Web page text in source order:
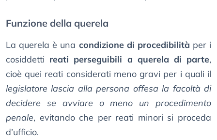
Funzione della querela
La querela è una condizione di procedibilità per i
cosiddetti reati perseguibili a querela di parte,
cioè quei reati considerati meno gravi per i quali il
legislatore lascia alla persona offesa la facoltà di
decidere se avviare o meno un procedimento
penale, evitando che per reati minori si proceda
d’ufficio.